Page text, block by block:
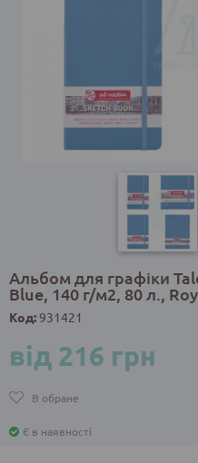
Альбом для графіки
Blue, 140 г/м2, 80 л.,
Код: 931421
від 216 грн
В обране
Є в наявності